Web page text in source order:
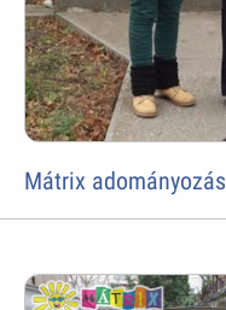
Mátrix adományozás